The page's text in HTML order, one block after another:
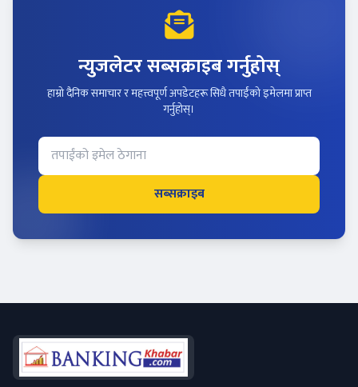
न्युजलेटर सब्सक्राइब गर्नुहोस्
हाम्रो दैनिक समाचार र महत्त्वपूर्ण अपडेटहरू सिधै तपाईंको इमेलमा प्राप्त
गर्नुहोस्।
सब्सक्राइब